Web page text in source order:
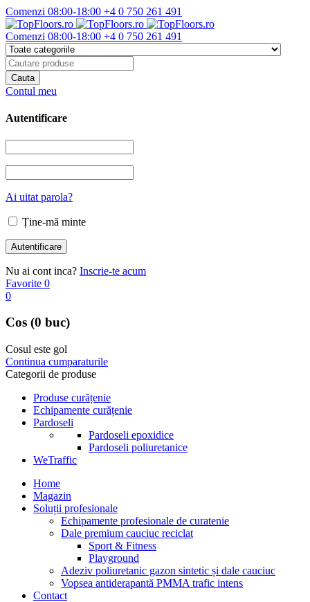
Comenzi 08:00-18:00 +4 0 750 261 491
Comenzi 08:00-18:00 +4 0 750 261 491
Contul meu
Autentificare
Ai uitat parola?
Ține-mă minte
Nu ai cont inca? Inscrie-te acum
Favorite 0
0
Cos (0 buc)
Cosul este gol
Continua cumparaturile
Categorii de produse
Produse curățenie
Echipamente curățenie
Pardoseli
Pardoseli epoxidice
Pardoseli poliuretanice
WeTraffic
Home
Magazin
Soluții profesionale
Echipamente profesionale de curatenie
Dale premium cauciuc reciclat
Sport & Fitness
Playground
Adeziv poliuretanic gazon sintetic și dale cauciuc
Vopsea antiderapantă PMMA trafic intens
Contact